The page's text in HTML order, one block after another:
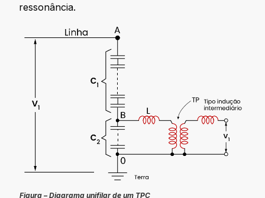
ressonância.
Figura – Diagrama unifilar de um TPC